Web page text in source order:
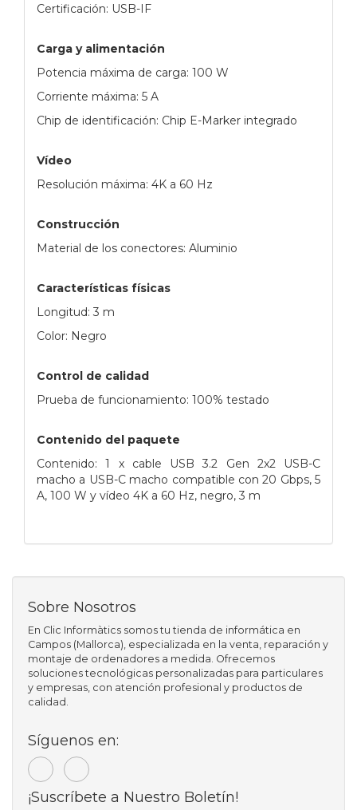
Certificación: USB-IF
Carga y alimentación
Potencia máxima de carga: 100 W
Corriente máxima: 5 A
Chip de identificación: Chip E-Marker integrado
Vídeo
Resolución máxima: 4K a 60 Hz
Construcción
Material de los conectores: Aluminio
Características físicas
Longitud: 3 m
Color: Negro
Control de calidad
Prueba de funcionamiento: 100% testado
Contenido del paquete
Contenido: 1 x cable USB 3.2 Gen 2x2 USB-C
macho a USB-C macho compatible con 20 Gbps, 5
A, 100 W y vídeo 4K a 60 Hz, negro, 3 m
Sobre Nosotros
En Clic Informàtics somos tu tienda de informática en
Campos (Mallorca), especializada en la venta, reparación y
montaje de ordenadores a medida. Ofrecemos
soluciones tecnológicas personalizadas para particulares
y empresas, con atención profesional y productos de
calidad.
Síguenos en:
¡Suscríbete a Nuestro Boletín!